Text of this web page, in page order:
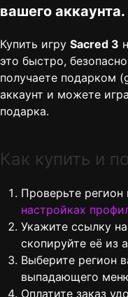
вашего аккаунта.
Купить игру Sacred 3
это быстро,
получаете подарком
аккаунт и можете
подарка.
Как купить и
Проверьте регион
настройках
Укажите ссылку
скопируйте её из
Выберите регион
выпадающего
Оплатите заказ